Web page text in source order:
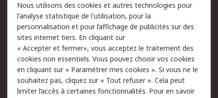
du site
Politique de protection
des données - Mise à
jour
Sécurité des E-mails
Conditions générales
de vente
Politique anti-
corruption
Campagnes marketing
Nous utilisons des cookies et autres technologies pour
l'analyse statistique de l'utilisation, pour la
personnalisation et pour l’affichage de publicités sur des
sites internet tiers. En cliquant sur
« Accepter et fermer», vous acceptez le traitement des
cookies non essentiels. Vous pouvez choisir vos cookies
en cliquant sur « Paramétrer mes cookies ». Si vous ne le
souhaitez pas, cliquez sur « Tout refuser ». Cela peut
limiter l’accès à certaines fonctionnalités. Pour en savoir